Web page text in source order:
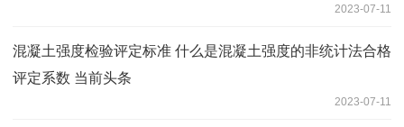
2023-07-11
混凝土强度检验评定标准 什么是混凝土强度的非统计法合格
评定系数 当前头条
2023-07-11